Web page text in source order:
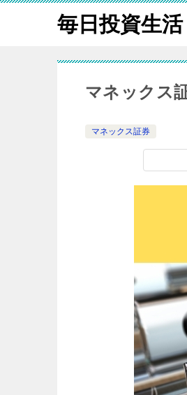
毎日投資生活
マネックス
マネックス証券